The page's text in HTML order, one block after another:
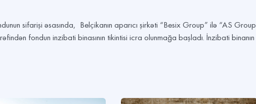
sifarişi əsasında, Belçikanın aparıcı şirkəti “Besix Group” ilə “AS Group
fondun inzibati binasının tikintisi icra olunmağa başladı. İnzibati binanın